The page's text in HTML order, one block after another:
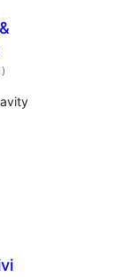
valoracións
totais
)